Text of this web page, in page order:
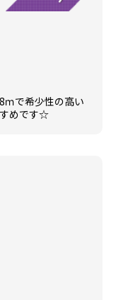
で希少性の高い
めです☆